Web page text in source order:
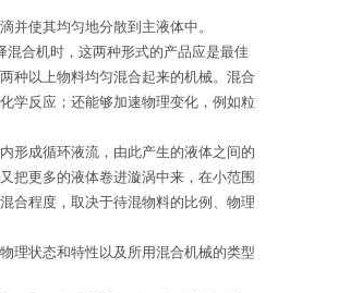
使其均匀地分散到主液体中。
合机时，这两种形式的产品应是最佳
种以上物料均匀混合起来的机械。混合
学反应；还能够加速物理变化，例如粒
形成循环液流，由此产生的液体之间的
把更多的液体卷进漩涡中来，在小范围
合程度，取决于待混物料的比例、物理
理状态和特性以及所用混合机械的类型